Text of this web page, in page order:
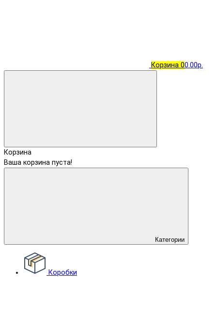
Корзина 00.00р.
Корзина
Ваша корзина пуста!
Категории
Коробки